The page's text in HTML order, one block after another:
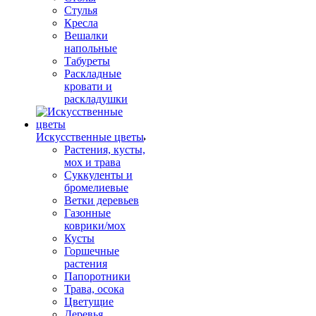
Стулья
Кресла
Вешалки
напольные
Табуреты
Раскладные
кровати и
раскладушки
Искусственные цветы
Растения, кусты,
мох и трава
Суккуленты и
бромелиевые
Ветки деревьев
Газонные
коврики/мох
Кусты
Горшечные
растения
Папоротники
Трава, осока
Цветущие